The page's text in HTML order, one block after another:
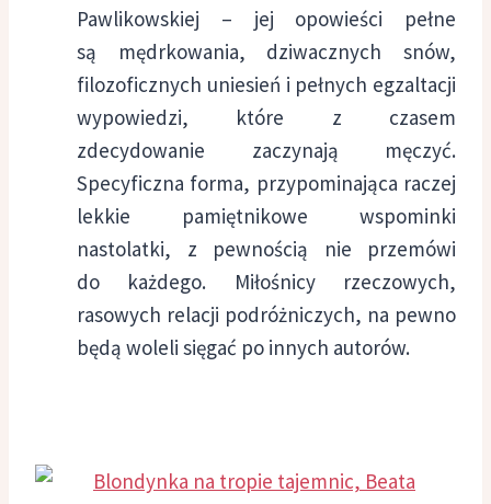
Pawlikowskiej – jej opowieści pełne
są mędrkowania, dziwacznych snów,
filozoficznych uniesień i pełnych egzaltacji
wypowiedzi, które z czasem
zdecydowanie zaczynają męczyć.
Specyficzna forma, przypominająca raczej
lekkie pamiętnikowe wspominki
nastolatki, z pewnością nie przemówi
do każdego. Miłośnicy rzeczowych,
rasowych relacji podróżniczych, na pewno
będą woleli sięgać po innych autorów.